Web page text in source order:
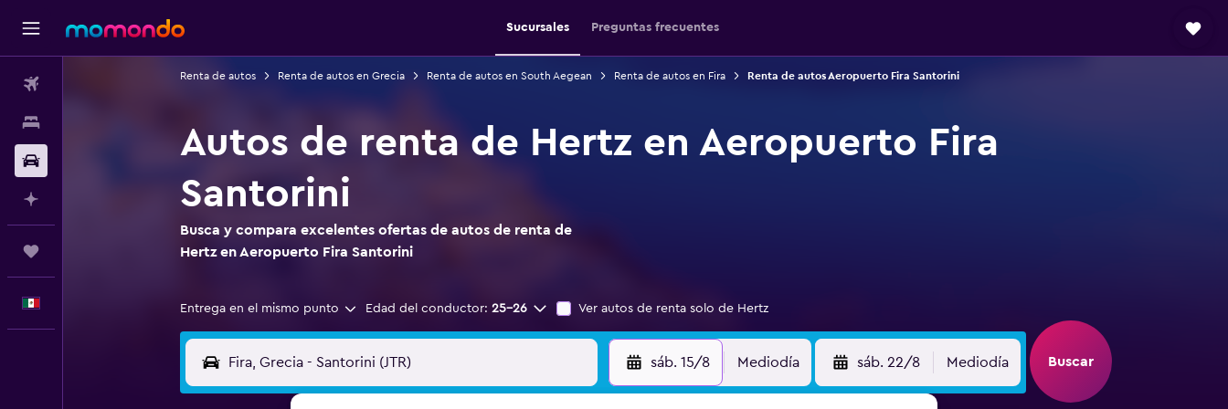
Sucursales Preguntas frecuentes
Renta de autos Renta de autos en Grecia Renta de autos en South Aegean Renta de autos en Fira Renta de autos Aeropuerto Fira Santorini
Autos de renta de Hertz en Aeropuerto Fira
Santorini
Busca y compara excelentes ofertas de autos de renta de
Hertz en Aeropuerto Fira Santorini
Entrega en el mismo punto Edad del conductor: 25-26 Ver autos de renta solo de Hertz
sáb. 15/8 Mediodía sáb. 22/8 Mediodía Buscar